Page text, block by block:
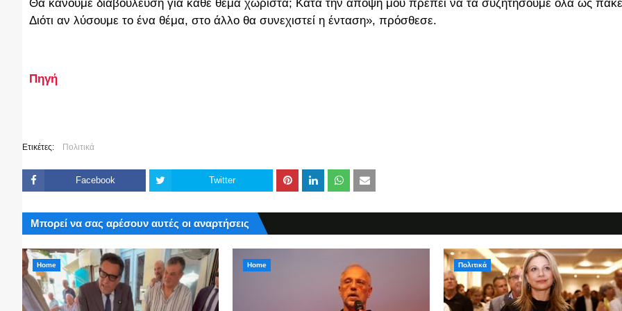
Θα κάνουμε διαβούλευση για κάθε θέμα χωριστά; Κατά την άποψη μου πρέπει να τα συζητήσουμε όλα ως
Διότι αν λύσουμε το ένα θέμα, στο άλλο θα συνεχιστεί η ένταση», πρόσθεσε.
Πηγή
Ετικέτες: Πολιτικά
Facebook Twitter
Μπορεί να σας αρέσουν αυτές οι αναρτήσεις
Home Home Πολιτικά